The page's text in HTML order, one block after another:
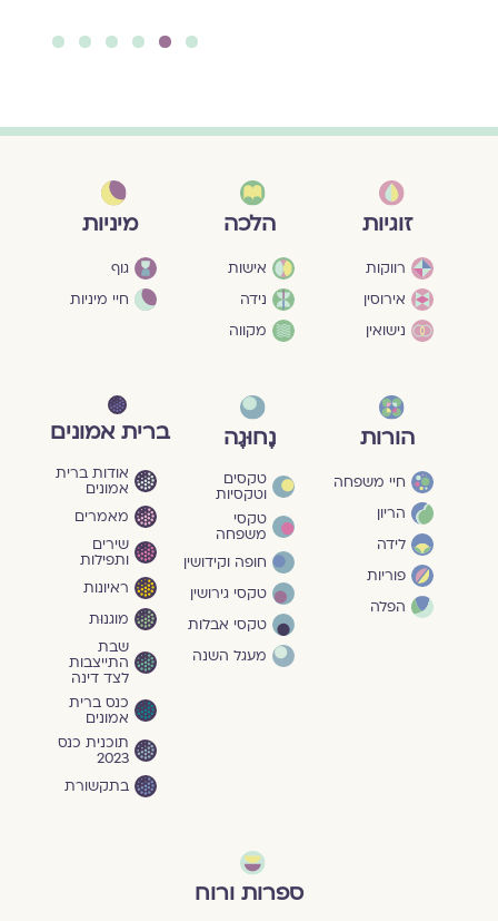
זוגיות
רווקות
אירוסין
נישואין
הלכה
אישות
נידה
מקווה
מיניות
גוף
חיי מיניות
הורות
חיי משפחה
הריון
לידה
פוריות
הפלה
נָחוּגָה
טקסים
וטקסיות
טקסי
משפחה
חופה וקידושין
טקסי גירושין
טקסי אבלות
מעגל השנה
ברית אמונים
אודות ברית
אמונים
מאמרים
שירים
ותפילות
ראיונות
מוגנוּת
שבת
התייצבות
לצד דינה
כנס ברית
אמונים
תוכנית כנס
2023
בתקשורת
ספרות ורוח